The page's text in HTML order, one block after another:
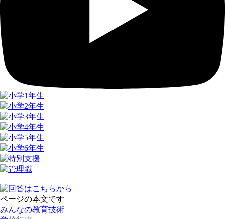
ページの本文です
みんなの教育技術